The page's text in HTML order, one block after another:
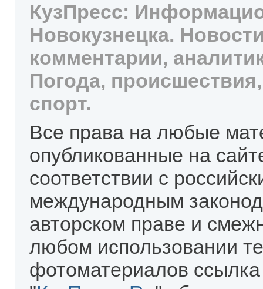
КузПресс:
Новокузнецка.
комментарии,
Погода,
спорт.
Все права на любые
опубликованные на
соответствии с
международным
авторском праве и
любом использовании
фотоматериалов